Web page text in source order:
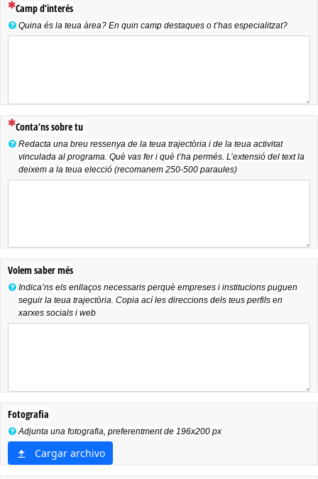
(Esta pregunta es obligatoria)
Camp d’interés
Quina és la teua àrea? En quin camp destaques o t’has especialitzat?
(Esta pregunta es obligatoria)
Conta’ns sobre tu
Redacta una breu ressenya de la teua trajectòria i de la teua activitat
vinculada al programa. Què vas fer i què t’ha permés. L’extensió del text la
deixem a la teua elecció (recomanem 250-500 paraules)
Volem saber més
Indica’ns els enllaços necessaris perquè empreses i institucions puguen
seguir la teua trajectòria. Copia ací les direccions dels teus perfils en
xarxes socials i web
Fotografia
Adjunta una fotografia, preferentment de 196x200 px
Cargar archivo